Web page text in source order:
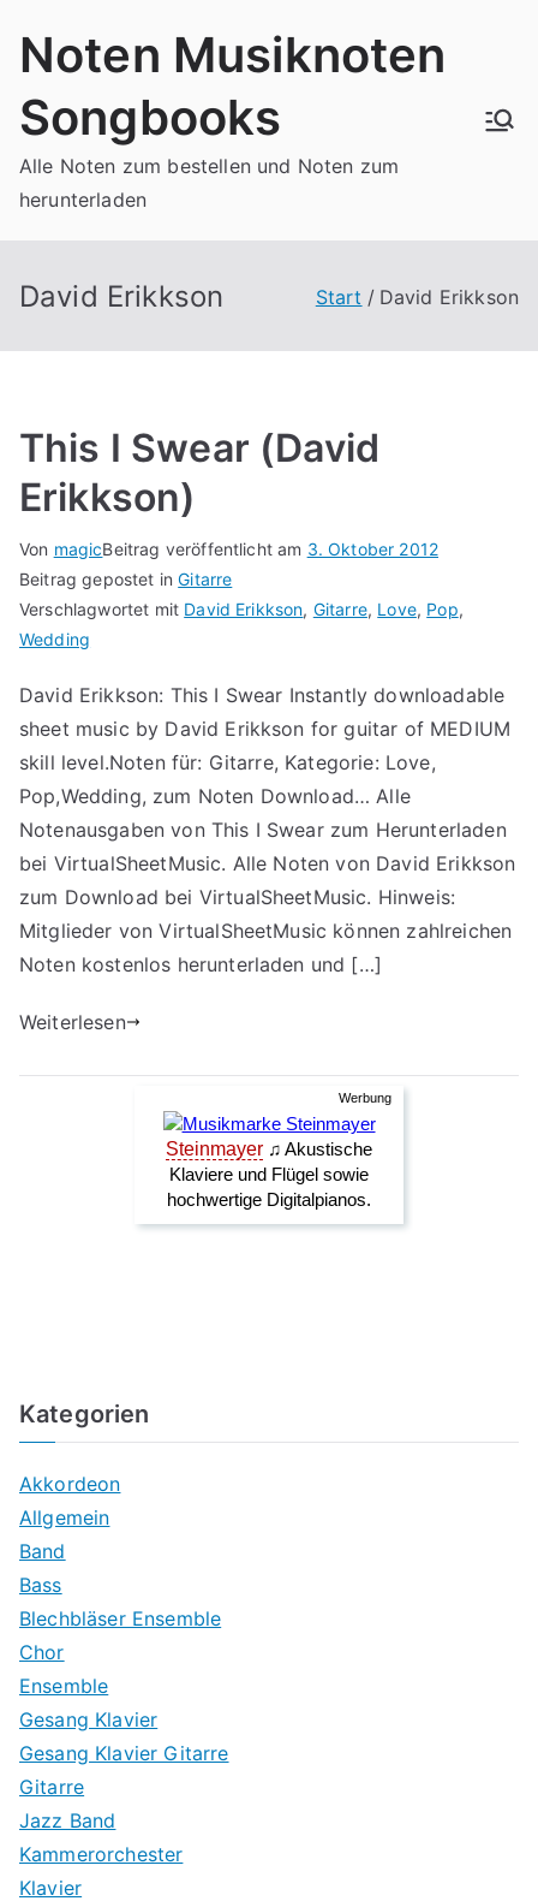
InhaltNoten Musiknoten
Songbooks
Alle Noten zum bestellen und Noten zum
herunterladen
David Erikkson Start David Erikkson
This I Swear (David
Erikkson)
Von magicBeitrag veröffentlicht am 3. Oktober 2012
Beitrag gepostet inGitarre
Verschlagwortet mit David Erikkson, Gitarre, Love, Pop,
Wedding
David Erikkson: This I Swear Instantly downloadable
sheet music by David Erikkson for guitar of MEDIUM
skill level.Noten für: Gitarre, Kategorie: Love,
Pop,Wedding, zum Noten Download… Alle
Notenausgaben von This I Swear zum Herunterladen
bei VirtualSheetMusic. Alle Noten von David Erikkson
zum Download bei VirtualSheetMusic. Hinweis:
Mitglieder von VirtualSheetMusic können zahlreichen
Noten kostenlos herunterladen und […]
Weiterlesen
Kategorien
Akkordeon
Allgemein
Band
Bass
Blechbläser Ensemble
Chor
Ensemble
Gesang Klavier
Gesang Klavier Gitarre
Gitarre
Jazz Band
Kammerorchester
Klavier